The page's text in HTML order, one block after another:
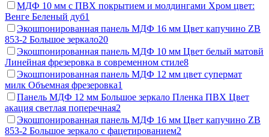
МДФ 10 мм с ПВХ покрытием и молдингами Хром цвет:
Венге Беленый дуб1
Экошпонированная панель МДФ 16 мм Цвет капучино ZB
853-2 Большое зеркало20
Экошпонированная панель МДФ 10 мм Цвет белый матовй
Линейная фрезеровка в современном стиле8
Экошпонированная панель МДФ 12 мм цвет супермат
милк Объемная фрезеровка1
Панель МДФ 12 мм Большое зеркало Пленка ПВХ Цвет
акация светлая поперечная2
Экошпонированная панель МДФ 16 мм Цвет капучино ZB
853-2 Большое зеркало с фацетированием2